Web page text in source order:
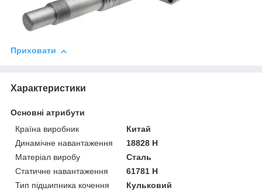
Приховати
Характеристики
Основні атрибути
Країна виробник
Китай
Динамічне навантаження
18828 Н
Матеріал виробу
Сталь
Статичне навантаження
61781 Н
Тип підшипника кочення
Кульковий